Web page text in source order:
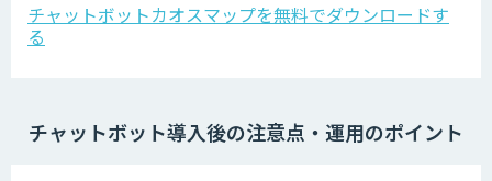
チャットボットカオスマップを無料でダウンロードす
る
チャットボット導入後の注意点・運用のポイント